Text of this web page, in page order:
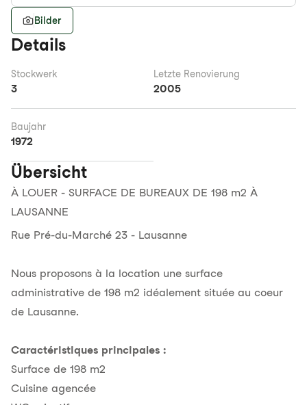
Bilder
Details
Stockwerk
3
Letzte Renovierung
2005
Baujahr
1972
Übersicht
À LOUER - SURFACE DE BUREAUX DE 198 m2 À
LAUSANNE
Rue Pré-du-Marché 23 - Lausanne
Nous proposons à la location une surface
administrative de 198 m2 idéalement située au coeur
de Lausanne.
Caractéristiques principales :
Surface de 198 m2
Cuisine agencée